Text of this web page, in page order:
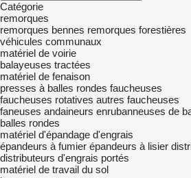
Catégorie
remorques
remorques bennes remorques forestières
véhicules communaux
matériel de voirie
balayeuses tractées
matériel de fenaison
presses à balles rondes faucheuses
faucheuses rotatives autres faucheuses
faneuses andaineurs enrubanneuses de
balles rondes
matériel d'épandage d'engrais
épandeurs à fumier épandeurs à lisier
distributeurs d'engrais portés
matériel de travail du sol